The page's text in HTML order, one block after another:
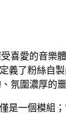
喜愛的音樂
定義了粉絲自
氛圍濃厚的
是一個模組